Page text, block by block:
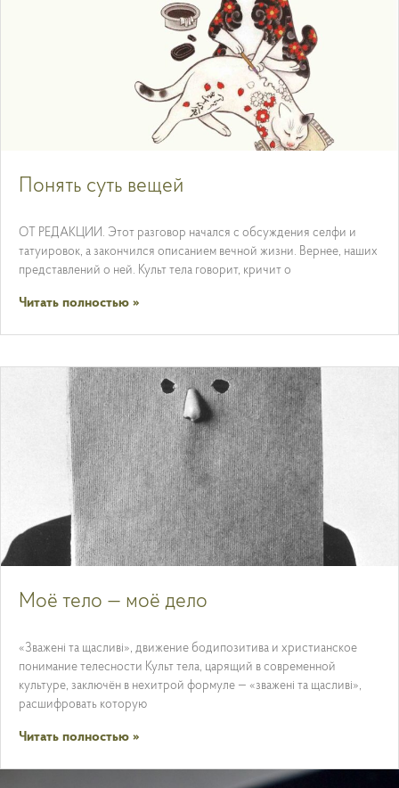
Понять суть вещей
ОТ РЕДАКЦИИ. Этот разговор начался с обсуждения селфи и
татуировок, а закончился описанием вечной жизни. Вернее, наших
представлений о ней. Культ тела говорит, кричит о
Читать полностью »
Моё тело — моё дело
«Зважені та щасливі», движение бодипозитива и христианское
понимание телесности Культ тела, царящий в современной
культуре, заключён в нехитрой формуле — «зважені та щасливі»,
расшифровать которую
Читать полностью »